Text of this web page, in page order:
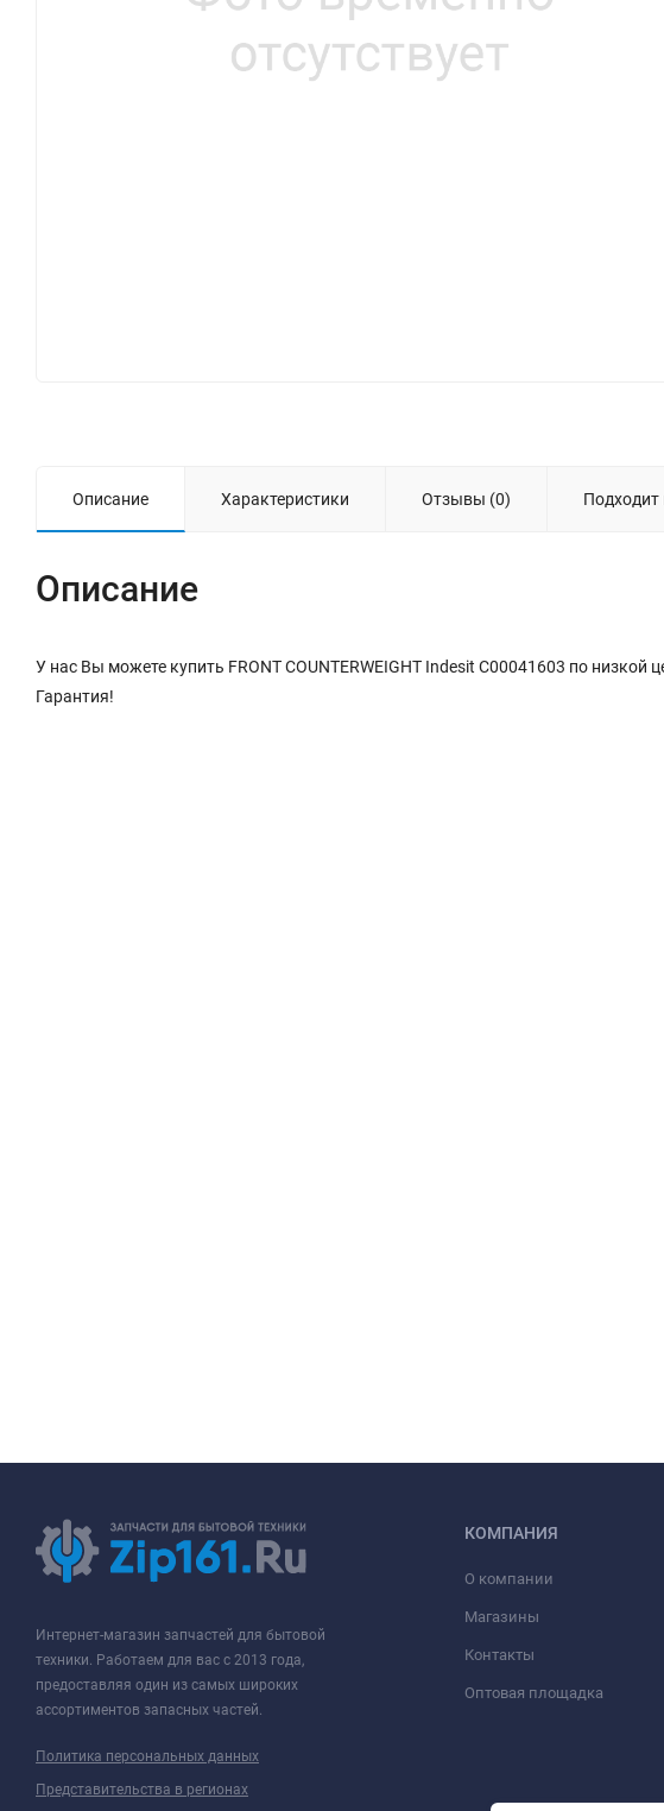
Описание Характеристики Отзывы (0)
Описание
У нас Вы можете купить FRONT COUNTERWEIGHT Indesit C00041603 по низкой
Гарантия!
Интернет-магазин запчастей для бытовой
техники. Работаем для вас с 2013 года,
предоставляя один из самых широких
ассортиментов запасных частей.
Политика персональных данных
Представительства в регионах
КОМПАНИЯ
О компании
Магазины
Контакты
Оптовая площадка